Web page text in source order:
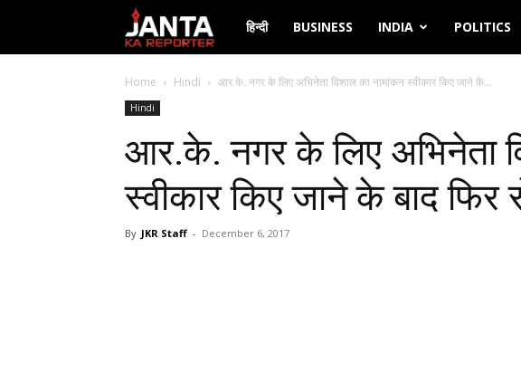
Janta
Ka
हिन्दी BUSINESS INDIA POLITICS
Home Hindi आर.के. नगर के लिए अभिनेता विशाल का नामांकन स्वीकार किए जाने के...
Hindi
आर.के. नगर के लिए अभिनेता
स्वीकार किए जाने के बाद
By JKR Staff - December 6, 2017